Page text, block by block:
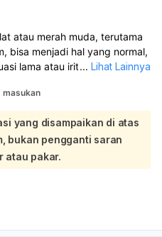
atau merah muda, terutama
bisa menjadi hal yang normal,
lama atau iritasi ringan.
menandakan darah sudah
ini setelah berhubungan
mengenai kehamilan atau
untuk berkonsultasi
yang terjadi saat tidak haid
beberapa kondisi,
lebih lanjut untuk
... Lihat Lainnya
masukan
yang disampaikan di atas
bukan pengganti saran
atau pakar.